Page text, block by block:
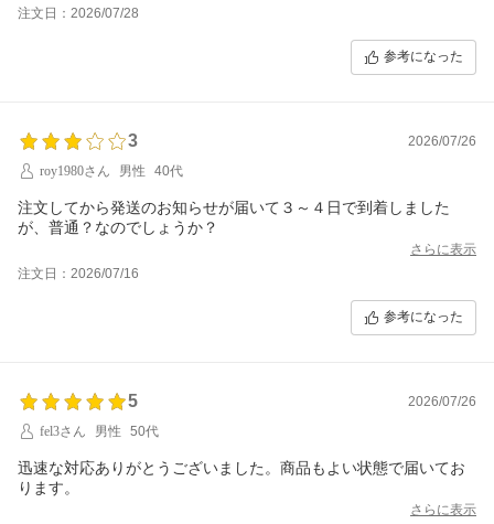
注文日：2026/07/28
参考になった
3
2026/07/26
roy1980さん
男性 40代
注文してから発送のお知らせが届いて３～４日で到着しました
が、普通？なのでしょうか？
さらに表示
注文日：2026/07/16
参考になった
5
2026/07/26
fel3さん
男性 50代
迅速な対応ありがとうございました。商品もよい状態で届いてお
ります。
さらに表示